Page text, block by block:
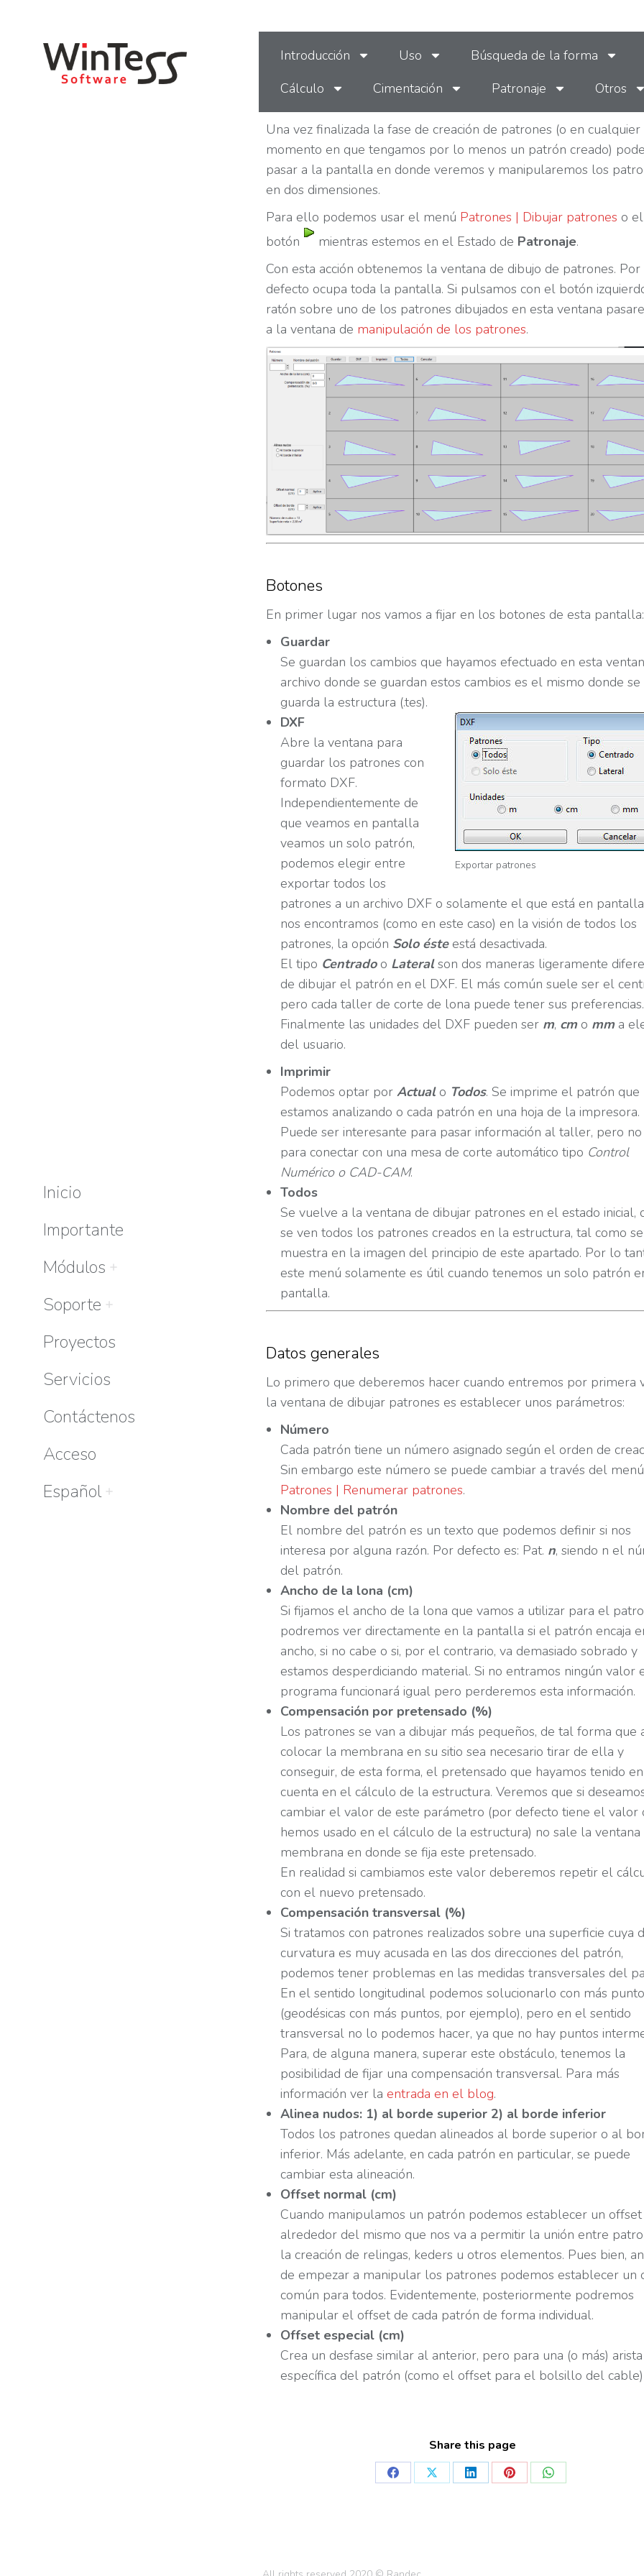
Inicio
Importante
Módulos
Soporte
Proyectos
Servicios
Contáctenos
Acceso
Español
Introducción Uso
Búsqueda de la forma
Cálculo
Cimentación Patronaje Otros
Una vez finalizada la fase de creación de patrones (o en cualquier
momento en que tengamos por lo menos un patrón creado)
pasar a la pantalla en donde veremos y manipularemos los
en dos dimensiones.
Para ello podemos usar el menú Patrones | Dibujar patrones o el
botón
mientras estemos en el Estado de Patronaje.
Con esta acción obtenemos la ventana de dibujo de patrones. Por
defecto ocupa toda la pantalla. Si pulsamos con el botón
ratón sobre uno de los patrones dibujados en esta ventana
a la ventana de manipulación de los patrones.
Botones
En primer lugar nos vamos a fijar en los botones de esta pantalla:
Guardar
Se guardan los cambios que hayamos efectuado en esta
archivo donde se guardan estos cambios es el mismo donde se
guarda la estructura (.tes).
Exportar patrones
DXF
Abre la ventana para
guardar los patrones con
formato DXF.
Independientemente de
que veamos en pantalla
veamos un solo patrón,
podemos elegir entre
exportar todos los
patrones a un archivo DXF o solamente el que está en
nos encontramos (como en este caso) en la visión de todos los
patrones, la opción Solo ésteestá desactivada.
El tipo Centradoo Lateralson dos maneras ligeramente
de dibujar el patrón en el DXF. El más común suele ser el
pero cada taller de corte de lona puede tener sus preferencias.
Finalmente las unidades del DXF pueden ser m, cmo mma
del usuario.
Imprimir
Podemos optar por Actualo Todos. Se imprime el patrón que
estamos analizando o cada patrón en una hoja de la impresora.
Puede ser interesante para pasar información al taller, pero
para conectar con una mesa de corte automático tipo Control
Numérico o CAD-CAM.
Todos
Se vuelve a la ventana de dibujar patrones en el estado inicial,
se ven todos los patrones creados en la estructura, tal como se
muestra en la imagen del principio de este apartado. Por lo
este menú solamente es útil cuando tenemos un solo patrón
pantalla.
Datos generales
Lo primero que deberemos hacer cuando entremos por primera
la ventana de dibujar patrones es establecer unos parámetros:
Número
Cada patrón tiene un número asignado según el orden de
Sin embargo este número se puede cambiar a través del menú
Patrones | Renumerar patrones.
Nombre del patrón
El nombre del patrón es un texto que podemos definir si nos
interesa por alguna razón. Por defecto es: Pat. n, siendo n el
del patrón.
Ancho de la lona (cm)
Si fijamos el ancho de la lona que vamos a utilizar para el
podremos ver directamente en la pantalla si el patrón encaja
ancho, si no cabe o si, por el contrario, va demasiado sobrado y
estamos desperdiciando material. Si no entramos ningún valor
programa funcionará igual pero perderemos esta información.
Compensación por pretensado (%)
Los patrones se van a dibujar más pequeños, de tal forma que
colocar la membrana en su sitio sea necesario tirar de ella y
conseguir, de esta forma, el pretensado que hayamos tenido en
cuenta en el cálculo de la estructura. Veremos que si
cambiar el valor de este parámetro (por defecto tiene el valor
hemos usado en el cálculo de la estructura) no sale la ventana
membrana en donde se fija este pretensado.
En realidad si cambiamos este valor deberemos repetir el
con el nuevo pretensado.
Compensación transversal (%)
Si tratamos con patrones realizados sobre una superficie cuya
curvatura es muy acusada en las dos direcciones del patrón,
podemos tener problemas en las medidas transversales del
En el sentido longitudinal podemos solucionarlo con más
(geodésicas con más puntos, por ejemplo), pero en el sentido
transversal no lo podemos hacer, ya que no hay puntos
Para, de alguna manera, superar este obstáculo, tenemos la
posibilidad de fijar una compensación transversal. Para más
información ver la entrada en el blog.
Alinea nudos: 1) al borde superior 2) al borde inferior
Todos los patrones quedan alineados al borde superior o al
inferior. Más adelante, en cada patrón en particular, se puede
cambiar esta alineación.
Offset normal (cm)
Cuando manipulamos un patrón podemos establecer un offset
alrededor del mismo que nos va a permitir la unión entre
la creación de relingas, keders u otros elementos. Pues bien,
de empezar a manipular los patrones podemos establecer un
común para todos. Evidentemente, posteriormente podremos
manipular el offset de cada patrón de forma individual.
Offset especial (cm)
Crea un desfase similar al anterior, pero para una (o más) arista
específica del patrón (como el offset para el bolsillo del cable)
Share this page